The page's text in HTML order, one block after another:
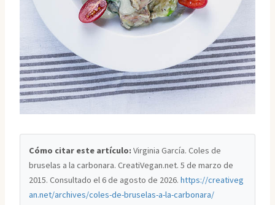
Cómo citar este artículo: Virginia García. Coles de
bruselas a la carbonara. CreatiVegan.net. 5 de marzo de
2015. Consultado el6 de agosto de 2026.https://creativeg
an.net/archives/coles-de-bruselas-a-la-carbonara/